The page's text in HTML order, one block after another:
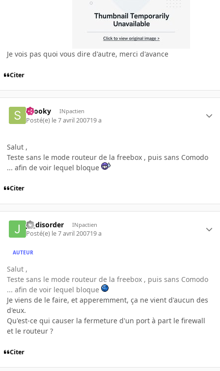
Je vois pas quoi vous dire d'autre, merci d'avance
Citer
snooky INpactien
Posté(e) le 7 avril 200719 a
Salut ,
Teste sans le mode routeur de la freebox , puis sans Comodo
... afin de voir lequel bloque
Citer
jb_disorder INpactien
Posté(e) le 7 avril 200719 a
AUTEUR
Salut ,
Teste sans le mode routeur de la freebox , puis sans Comodo
... afin de voir lequel bloque
Je viens de le faire, et apperemment, ça ne vient d'aucun des
d'eux.
Qu'est-ce qui causer la fermeture d'un port à part le firewall
et le routeur ?
Citer